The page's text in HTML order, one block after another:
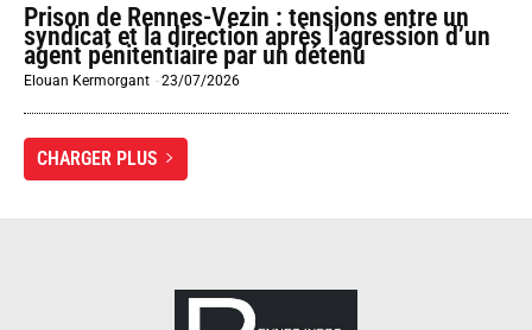
Prison de Rennes-Vezin : tensions entre un
syndicat et la direction après l’agression d’un
agent pénitentiaire par un détenu
Elouan Kermorgant -23/07/2026
CHARGER PLUS